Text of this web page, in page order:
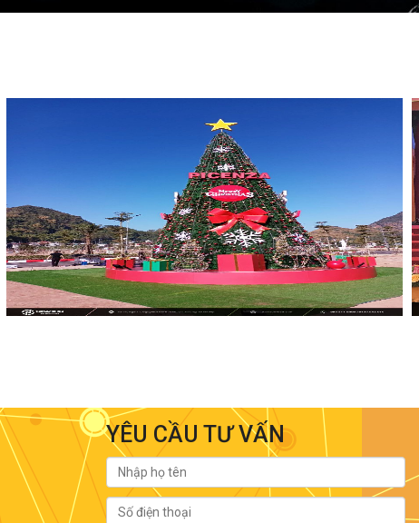
YÊU CẦU TƯ VẤN